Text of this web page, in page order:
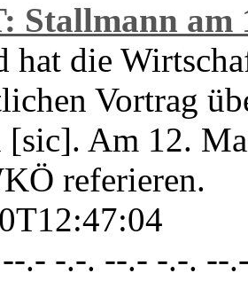
Stallmann
hat die
Vortrag
[sic]. Am 12.
referieren.
.- -.-. --.- -.-. --